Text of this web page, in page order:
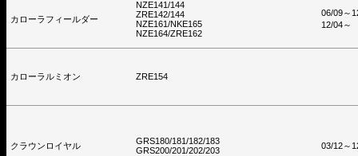
カローラフィールダー
NZE141/144
ZRE142/144
NZE161/NKE165
NZE164/ZRE162
06/09～
12/04～
カローラルミオン ZRE154
クラウンロイヤル
GRS180/181/182/183
GRS200/201/202/203
03/12～